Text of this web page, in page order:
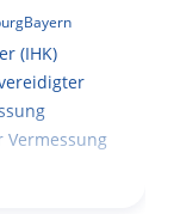
Bayern
(IHK)